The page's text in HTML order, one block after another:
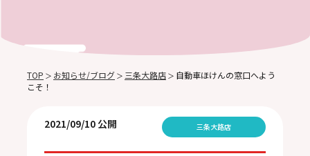
TOP ＞ お知らせ/ブログ ＞ 三条大路店 ＞ 自動車ほけんの窓口へよう
こそ！
2021/09/10 公開 三条大路店